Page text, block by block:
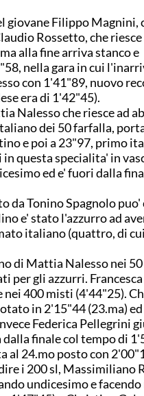
giovane Filippo Magnini,
Rossetto, che
alla fine arriva stanco e
nella gara in cui
con 1'41"89, nuovo
era di 1'42"45).
Nalesso che riesce ad
dei 50 farfalla,
e poi a 23"97, primo
questa specialita' in
ed e' fuori dalla
da Tonino Spagnolo puo'
e' stato l'azzurro ad
italiano (quattro, di
di Mattia Nalesso nei
gli azzurri. Francesca
400 misti (4'44"25).
in 2'15"44 (23.ma)
Federica Pellegrini
finale col tempo di
al 24.mo posto con
i 200 sl, Massimiliano
undicesimo e facendo